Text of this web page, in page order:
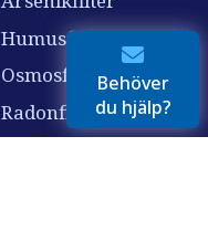
Humusfilter
Osmosfilter
Radonfilter
Behöver
du hjälp?